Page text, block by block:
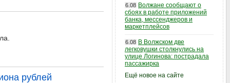
рублей
6.08 Волжане сообщают о
сбоях в работе приложений
банка, мессенджеров и
маркетплейсов
6.08 В Волжском две
легковушки столкнулись на
улице Логинова: пострадала
пассажирка
Ещё новое на сайте